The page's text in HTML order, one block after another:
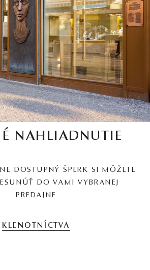
NAHLIADNUTIE
DOSTUPNÝ ŠPERK SI MÔŽETE
DO VAMI VYBRANEJ
PREDAJNE
KLENOTNÍCTVA